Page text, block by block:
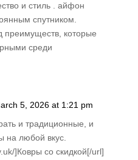
и стиль . айфон
спутником.
которые
среди
5, 2026 at 1:21 pm
и традиционные, и
на любой вкус.
]Ковры со скидкой[/url]